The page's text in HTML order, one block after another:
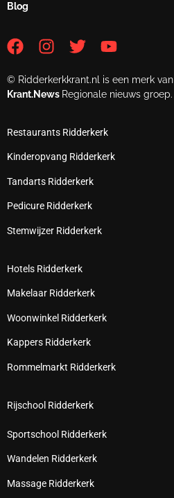
Blog
© Ridderkerkkrant.nl is een merk van
Krant.News Regionale nieuws groep.
Restaurants Ridderkerk
Kinderopvang Ridderkerk
Tandarts Ridderkerk
Pedicure Ridderkerk
Stemwijzer Ridderkerk
Hotels Ridderkerk
Makelaar Ridderkerk
Woonwinkel Ridderkerk
Kappers Ridderkerk
Rommelmarkt Ridderkerk
Rijschool Ridderkerk
Sportschool Ridderkerk
Wandelen Ridderkerk
Massage Ridderkerk